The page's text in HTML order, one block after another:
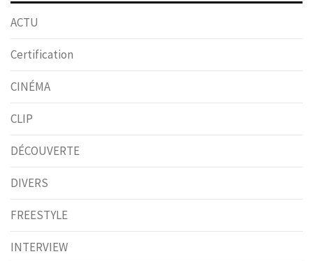
ACTU
Certification
CINÉMA
CLIP
DÉCOUVERTE
DIVERS
FREESTYLE
INTERVIEW